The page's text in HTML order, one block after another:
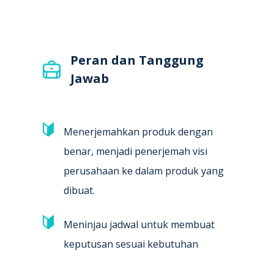
Peran dan Tanggung
Jawab
Menerjemahkan produk dengan
benar, menjadi penerjemah visi
perusahaan ke dalam produk yang
dibuat.
Meninjau jadwal untuk membuat
keputusan sesuai kebutuhan